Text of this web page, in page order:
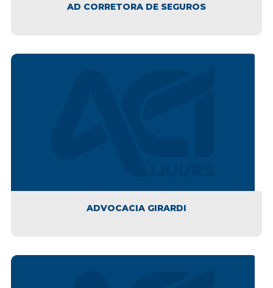
AD CORRETORA DE SEGUROS
ADVOCACIA GIRARDI